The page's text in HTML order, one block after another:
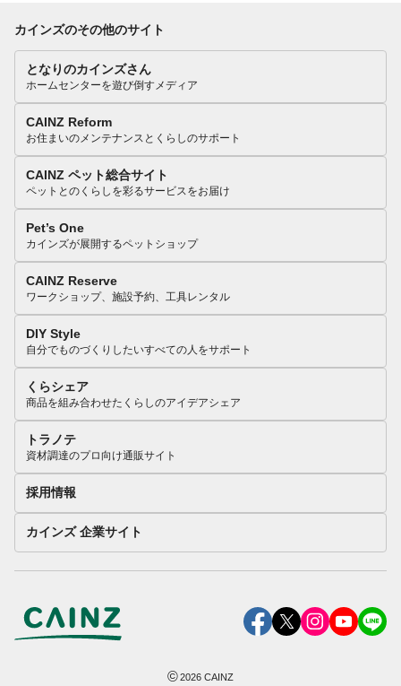
カインズのその他のサイト
となりのカインズさん
ホームセンターを遊び倒すメディア
CAINZ Reform
お住まいのメンテナンスとくらしのサポート
CAINZ ペット総合サイト
ペットとのくらしを彩るサービスをお届け
Pet’s One
カインズが展開するペットショップ
CAINZ Reserve
ワークショップ、施設予約、工具レンタル
DIY Style
自分でものづくりしたいすべての人をサポート
くらシェア
商品を組み合わせたくらしのアイデアシェア
トラノテ
資材調達のプロ向け通販サイト
採用情報
カインズ 企業サイト
©2026 CAINZ